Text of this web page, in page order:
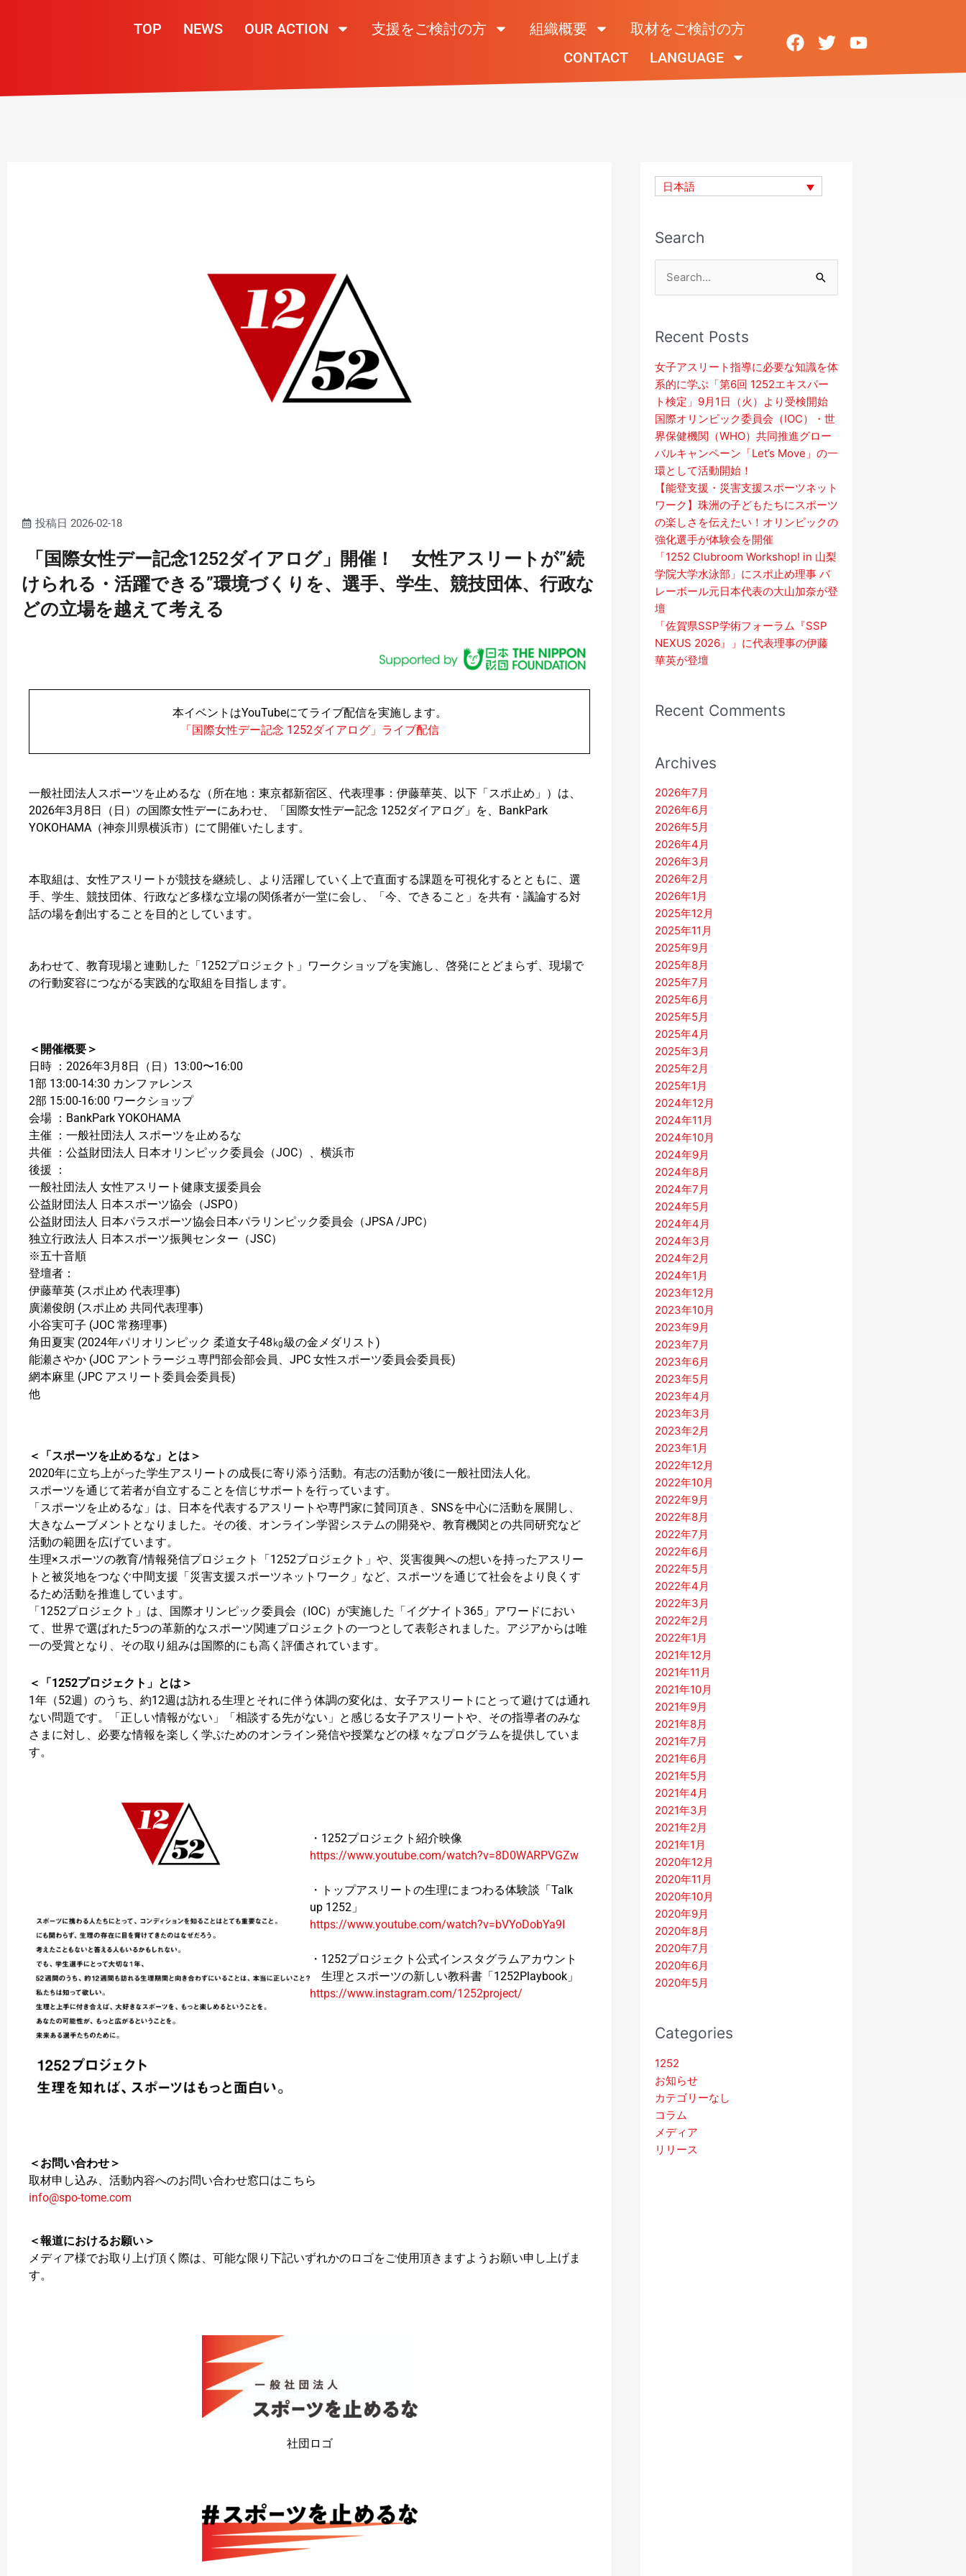
ッ
TOP NEWS OUR ACTION 支援をご検討の方 組織概要
取材をご検討の方
CONTACT
LANGUAGE
F
a
c
T
w
i
Y
o
u
投稿日 2026-02-18
「国際女性デー記念1252ダイアログ」開催！ 女性アスリートが”続
けられる・活躍できる”環境づくりを、選手、学生、競技団体、行政な
どの立場を越えて考える
本イベントはYouTubeにてライブ配信を実施します。
「国際女性デー記念 1252ダイアログ」ライブ配信
一般社団法人スポーツを止めるな（所在地：東京都新宿区、代表理事：伊藤華英、以下「スポ止め」）は、
2026年3月8日（日）の国際女性デーにあわせ、「国際女性デー記念 1252ダイアログ」を、BankPark
YOKOHAMA（神奈川県横浜市）にて開催いたします。
本取組は、女性アスリートが競技を継続し、より活躍していく上で直面する課題を可視化するとともに、選
手、学生、競技団体、行政など多様な立場の関係者が一堂に会し、「今、できること」を共有・議論する対
話の場を創出することを目的としています。
あわせて、教育現場と連動した「1252プロジェクト」ワークショップを実施し、啓発にとどまらず、現場で
の行動変容につながる実践的な取組を目指します。
＜開催概要＞
日時 ：2026年3月8日（日）13:00〜16:00
1部 13:00-14:30 カンファレンス
2部 15:00-16:00 ワークショップ
会場 ：BankPark YOKOHAMA
主催 ：一般社団法人 スポーツを止めるな
共催 ：公益財団法人 日本オリンピック委員会（JOC）、横浜市
後援 ：
一般社団法人 女性アスリート健康支援委員会
公益財団法人 日本スポーツ協会（JSPO）
公益財団法人 日本パラスポーツ協会日本パラリンピック委員会（JPSA /JPC）
独立行政法人 日本スポーツ振興センター（JSC）
※五十音順
登壇者：
伊藤華英 (スポ止め 代表理事)
廣瀬俊朗 (スポ止め 共同代表理事)
小谷実可子 (JOC 常務理事)
角田夏実 (2024年パリオリンピック 柔道女子48㎏級の金メダリスト)
能瀬さやか (JOC アントラージュ専門部会部会員、JPC 女性スポーツ委員会委員長)
網本麻里 (JPC アスリート委員会委員長)
他
＜「スポーツを止めるな」とは＞
2020年に立ち上がった学生アスリートの成長に寄り添う活動。有志の活動が後に一般社団法人化。
スポーツを通じて若者が自立することを信じサポートを行っています。
「スポーツを止めるな」は、日本を代表するアスリートや専門家に賛同頂き、SNSを中心に活動を展開し、
大きなムーブメントとなりました。その後、オンライン学習システムの開発や、教育機関との共同研究など
活動の範囲を広げています。
生理×スポーツの教育/情報発信プロジェクト「1252プロジェクト」や、災害復興への想いを持ったアスリー
トと被災地をつなぐ中間支援「災害支援スポーツネットワーク」など、スポーツを通じて社会をより良くす
るため活動を推進しています。
「1252プロジェクト」は、国際オリンピック委員会（IOC）が実施した「イグナイト365」アワードにおい
て、世界で選ばれた5つの革新的なスポーツ関連プロジェクトの一つとして表彰されました。アジアからは唯
一の受賞となり、その取り組みは国際的にも高く評価されています。
＜「1252プロジェクト」とは＞
1年（52週）のうち、約12週は訪れる生理とそれに伴う体調の変化は、女子アスリートにとって避けては通れ
ない問題です。「正しい情報がない」「相談する先がない」と感じる女子アスリートや、その指導者のみな
さまに対し、必要な情報を楽しく学ぶためのオンライン発信や授業などの様々なプログラムを提供していま
す。
・1252プロジェクト紹介映像
https://www.youtube.com/watch?v=8D0WARPVGZw
・トップアスリートの生理にまつわる体験談「Talk
up 1252」
https://www.youtube.com/watch?v=bVYoDobYa9I
・1252プロジェクト公式インスタグラムアカウント​
生理とスポーツの新しい教科書「1252Playbook」​
https://www.instagram.com/1252project/
＜お問い合わせ＞
取材申し込み、活動内容へのお問い合わせ窓口はこちら​
info@spo-tome.com
＜報道におけるお願い＞​
メディア様でお取り上げ頂く際は、可能な限り下記いずれかのロゴをご使用頂きますようお願い申し上げま
す。
社団ロゴ
日本語
Search
索
象:
Recent Posts
女子アスリート指導に必要な知識を体
系的に学ぶ「第6回 1252エキスパー
ト検定」9月1日（火）より受検開始
国際オリンピック委員会（IOC）・世
界保健機関（WHO）​共同推進グロー
バルキャンペーン「Let’s Move」の一
環として活動開始！
【能登支援・災害支援スポーツネット
ワーク】珠洲の子どもたちにスポーツ
の楽しさを伝えたい！オリンピックの
強化選手が体験会を開催
「1252 Clubroom Workshop! in 山梨
学院大学水泳部」にスポ止め理事 バ
レーボール元日本代表の大山加奈が登
壇
「佐賀県SSP学術フォーラム『SSP
NEXUS 2026』」に代表理事の伊藤
華英が登壇
Recent Comments
Archives
2026年7月
2026年6月
2026年5月
2026年4月
2026年3月
2026年2月
2026年1月
2025年12月
2025年11月
2025年9月
2025年8月
2025年7月
2025年6月
2025年5月
2025年4月
2025年3月
2025年2月
2025年1月
2024年12月
2024年11月
2024年10月
2024年9月
2024年8月
2024年7月
2024年5月
2024年4月
2024年3月
2024年2月
2024年1月
2023年12月
2023年10月
2023年9月
2023年7月
2023年6月
2023年5月
2023年4月
2023年3月
2023年2月
2023年1月
2022年12月
2022年10月
2022年9月
2022年8月
2022年7月
2022年6月
2022年5月
2022年4月
2022年3月
2022年2月
2022年1月
2021年12月
2021年11月
2021年10月
2021年9月
2021年8月
2021年7月
2021年6月
2021年5月
2021年4月
2021年3月
2021年2月
2021年1月
2020年12月
2020年11月
2020年10月
2020年9月
2020年8月
2020年7月
2020年6月
2020年5月
Categories
1252
お知らせ
カテゴリーなし
コラム
メディア
リリース